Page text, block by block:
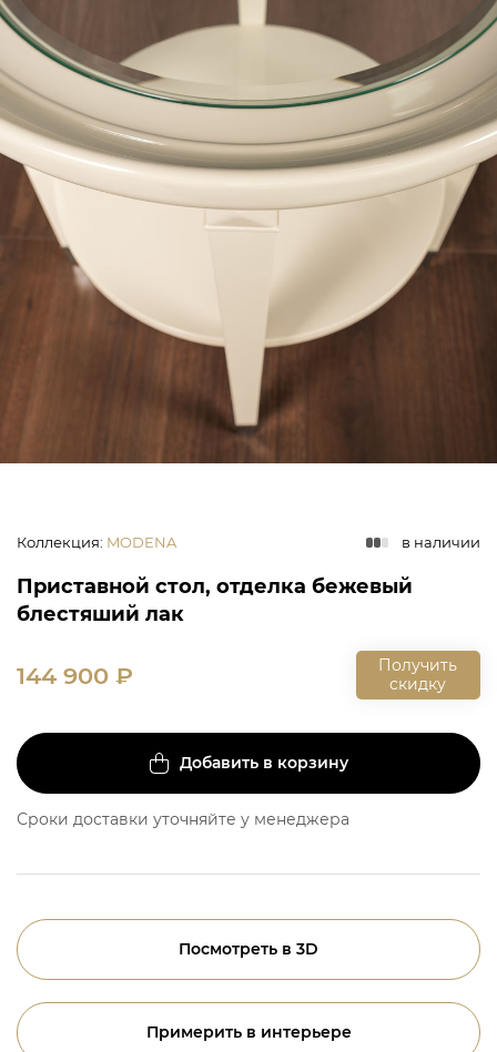
Коллекция: MODENA в наличии
Приставной стол, отделка бежевый
блестяший лак
144 900 ₽
Получить
скидку
Добавить в корзину
Сроки доставки уточняйте у менеджера
Посмотреть в 3D
Примерить в интерьере